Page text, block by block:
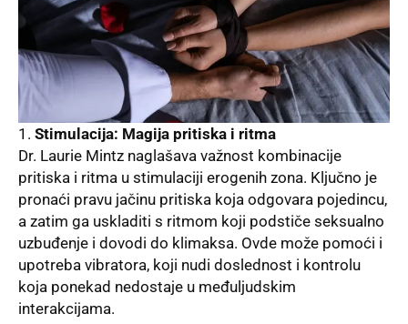
Stimulacija: Magija pritiska i ritma
Dr. Laurie Mintz naglašava važnost kombinacije
pritiska i ritma u stimulaciji erogenih zona. Ključno je
pronaći pravu jačinu pritiska koja odgovara pojedincu,
a zatim ga uskladiti s ritmom koji podstiče seksualno
uzbuđenje i dovodi do klimaksa. Ovde može pomoći i
upotreba vibratora, koji nudi doslednost i kontrolu
koja ponekad nedostaje u međuljudskim
interakcijama.